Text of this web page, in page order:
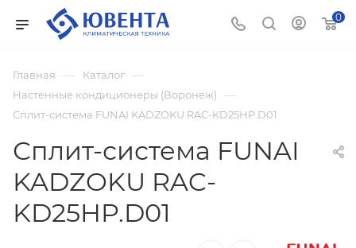
0
Главная — Каталог —
Настенные кондиционеры (Воронеж) —
Сплит-система FUNAI KADZOKU RAC-KD25HP.D01
Сплит-система FUNAI
KADZOKU RAC-
KD25HP.D01